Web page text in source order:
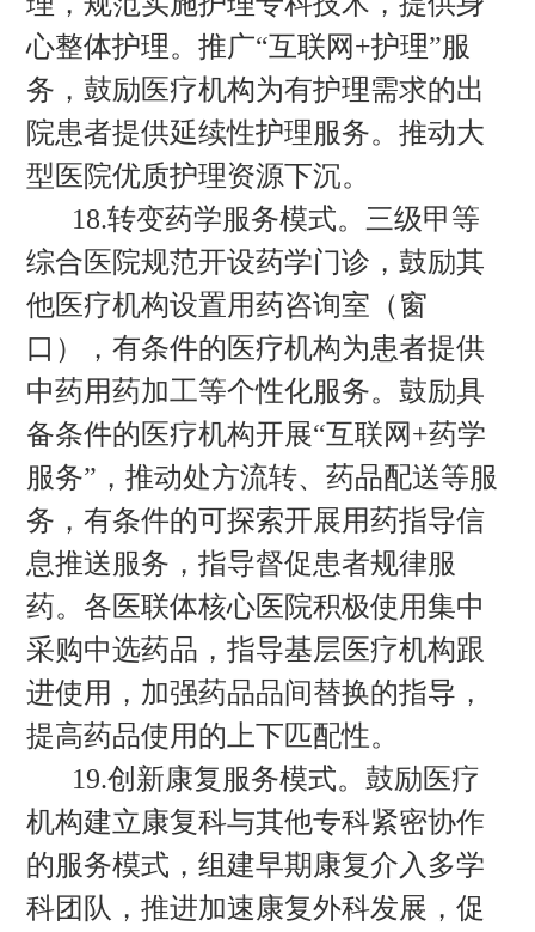
心整体护理。推广“互联网+护理”服
务，鼓励医疗机构为有护理需求的出
院患者提供延续性护理服务。推动大
型医院优质护理资源下沉。
18.转变药学服务模式。三级甲等
综合医院规范开设药学门诊，鼓励其
他医疗机构设置用药咨询室（窗
口），有条件的医疗机构为患者提供
中药用药加工等个性化服务。鼓励具
备条件的医疗机构开展“互联网+药学
服务”，推动处方流转、药品配送等服
务，有条件的可探索开展用药指导信
息推送服务，指导督促患者规律服
药。各医联体核心医院积极使用集中
采购中选药品，指导基层医疗机构跟
进使用，加强药品品间替换的指导，
提高药品使用的上下匹配性。
19.创新康复服务模式。鼓励医疗
机构建立康复科与其他专科紧密协作
的服务模式，组建早期康复介入多学
科团队，推进加速康复外科发展，促